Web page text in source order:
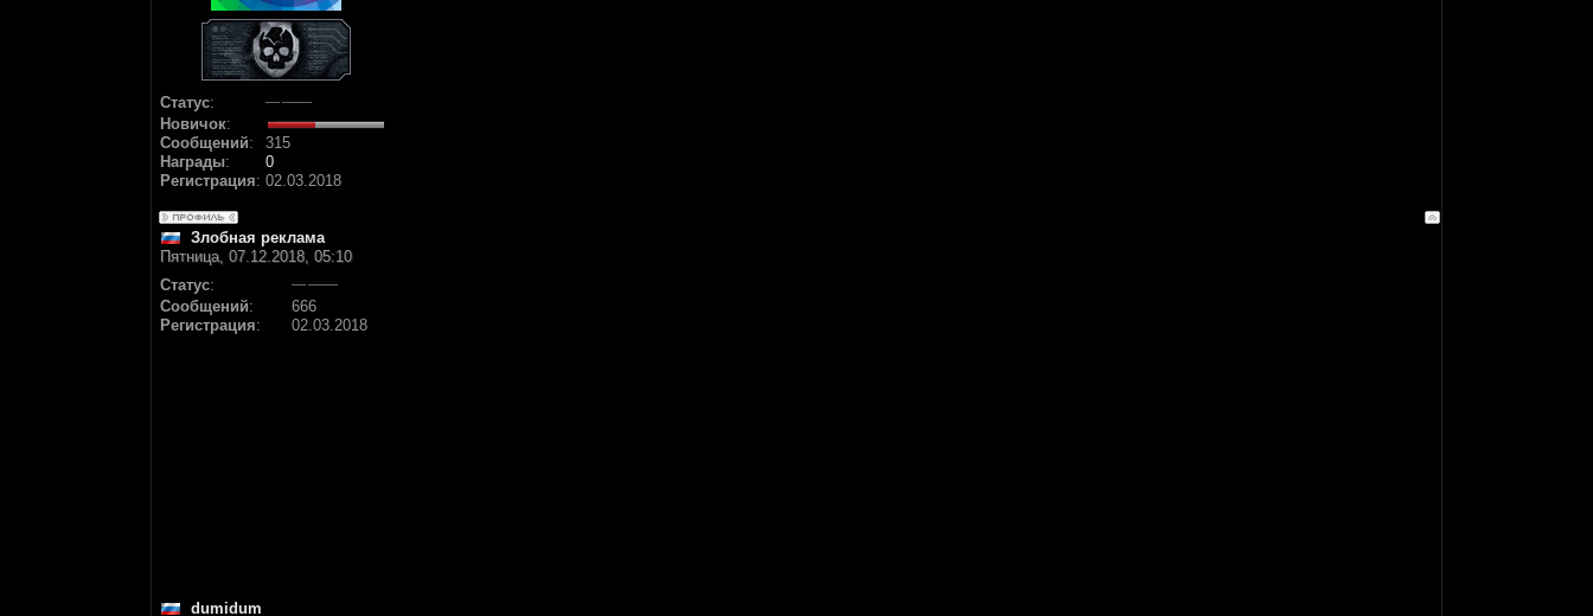
Статус:
Новичок:
Сообщений:
315
Награды:
0
Регистрация: 02.03.2018
Злобная реклама
Пятница, 07.12.2018, 05:10
Статус:
Сообщений:
666
Регистрация: 02.03.2018
dumidum